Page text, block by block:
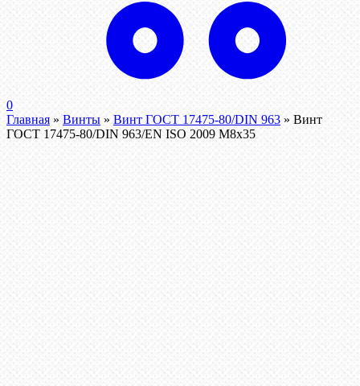
0
Главная » Винты » Винт ГОСТ 17475-80/DIN 963 » Винт
ГОСТ 17475-80/DIN 963/EN ISO 2009 М8х35